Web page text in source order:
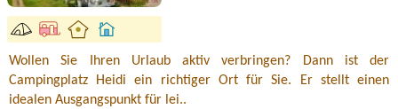
Wollen Sie Ihren Urlaub aktiv verbringen? Dann ist der
Campingplatz Heidi ein richtiger Ort für Sie. Er stellt einen
idealen Ausgangspunkt für lei..